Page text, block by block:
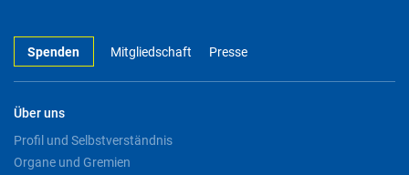
Spenden Mitgliedschaft Presse
Über uns
Profil und Selbstverständnis
Organe und Gremien